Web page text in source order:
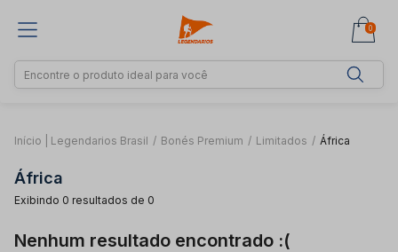
0
Início | Legendarios Brasil / Bonés Premium / Limitados / África
África
Exibindo 0 resultados de 0
Nenhum resultado encontrado :(